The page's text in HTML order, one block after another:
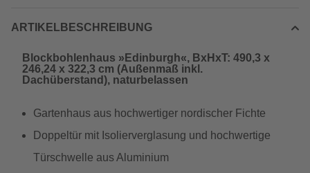
ARTIKELBESCHREIBUNG
Blockbohlenhaus »Edinburgh«, BxHxT: 490,3 x
246,24 x 322,3 cm (Außenmaß inkl.
Dachüberstand), naturbelassen
Gartenhaus aus hochwertiger nordischer Fichte
Doppeltür mit Isolierverglasung und hochwertige
Türschwelle aus Aluminium